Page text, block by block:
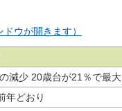
ウが開きます）
減少 20歳台が21％で最大
年どおり